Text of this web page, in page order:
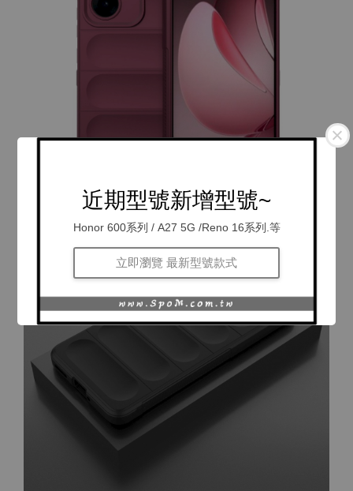
近期型號新增型號~
Honor 600系列 / A27 5G /Reno 16系列.等
立即瀏覽 最新型號款式